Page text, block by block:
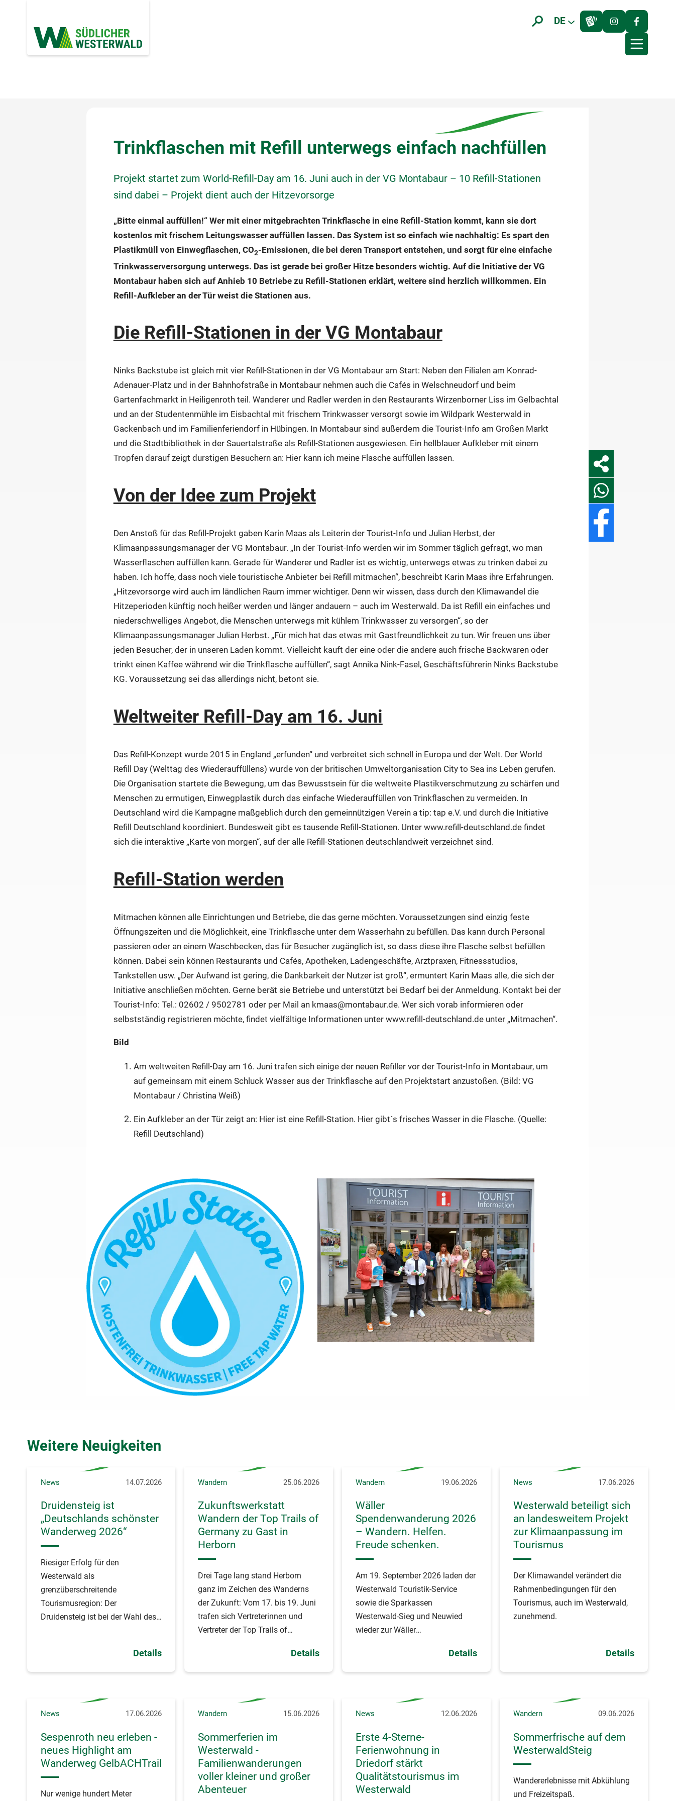
DE
Trinkflaschen mit Refill unterwegs einfach nachfüllen
Projekt startet zum World-Refill-Day am 16. Juni auch in der VG Montabaur – 10 Refill-Stationen
sind dabei – Projekt dient auch der Hitzevorsorge
„Bitte einmal auffüllen!“ Wer mit einer mitgebrachten Trinkflasche in eine Refill-Station kommt, kann sie dort
kostenlos mit frischem Leitungswasser auffüllen lassen. Das System ist so einfach wie nachhaltig: Es spart den
Plastikmüll von Einwegflaschen, CO2-Emissionen, die bei deren Transport entstehen, und sorgt für eine einfache
Trinkwasserversorgung unterwegs. Das ist gerade bei großer Hitze besonders wichtig. Auf die Initiative der VG
Montabaur haben sich auf Anhieb 10 Betriebe zu Refill-Stationen erklärt, weitere sind herzlich willkommen. Ein
Refill-Aufkleber an der Tür weist die Stationen aus.
Die Refill-Stationen in der VG Montabaur
Ninks Backstube ist gleich mit vier Refill-Stationen in der VG Montabaur am Start: Neben den Filialen am Konrad-
Adenauer-Platz und in der Bahnhofstraße in Montabaur nehmen auch die Cafés in Welschneudorf und beim
Gartenfachmarkt in Heiligenroth teil. Wanderer und Radler werden in den Restaurants Wirzenborner Liss im Gelbachtal
und an der Studentenmühle im Eisbachtal mit frischem Trinkwasser versorgt sowie im Wildpark Westerwald in
Gackenbach und im Familienferiendorf in Hübingen. In Montabaur sind außerdem die Tourist-Info am Großen Markt
und die Stadtbibliothek in der Sauertalstraße als Refill-Stationen ausgewiesen. Ein hellblauer Aufkleber mit einem
Tropfen darauf zeigt durstigen Besuchern an: Hier kann ich meine Flasche auffüllen lassen.
Von der Idee zum Projekt
Den Anstoß für das Refill-Projekt gaben Karin Maas als Leiterin der Tourist-Info und Julian Herbst, der
Klimaanpassungsmanager der VG Montabaur. „In der Tourist-Info werden wir im Sommer täglich gefragt, wo man
Wasserflaschen auffüllen kann. Gerade für Wanderer und Radler ist es wichtig, unterwegs etwas zu trinken dabei zu
haben. Ich hoffe, dass noch viele touristische Anbieter bei Refill mitmachen“, beschreibt Karin Maas ihre Erfahrungen.
„Hitzevorsorge wird auch im ländlichen Raum immer wichtiger. Denn wir wissen, dass durch den Klimawandel die
Hitzeperioden künftig noch heißer werden und länger andauern – auch im Westerwald. Da ist Refill ein einfaches und
niederschwelliges Angebot, die Menschen unterwegs mit kühlem Trinkwasser zu versorgen“, so der
Klimaanpassungsmanager Julian Herbst. „Für mich hat das etwas mit Gastfreundlichkeit zu tun. Wir freuen uns über
jeden Besucher, der in unseren Laden kommt. Vielleicht kauft der eine oder die andere auch frische Backwaren oder
trinkt einen Kaffee während wir die Trinkflasche auffüllen“, sagt Annika Nink-Fasel, Geschäftsführerin Ninks Backstube
KG. Voraussetzung sei das allerdings nicht, betont sie.
Weltweiter Refill-Day am 16. Juni
Das Refill-Konzept wurde 2015 in England „erfunden“ und verbreitet sich schnell in Europa und der Welt. Der World
Refill Day (Welttag des Wiederauffüllens) wurde von der britischen Umweltorganisation City to Sea ins Leben gerufen.
Die Organisation startete die Bewegung, um das Bewusstsein für die weltweite Plastikverschmutzung zu schärfen und
Menschen zu ermutigen, Einwegplastik durch das einfache Wiederauffüllen von Trinkflaschen zu vermeiden. In
Deutschland wird die Kampagne maßgeblich durch den gemeinnützigen Verein a tip: tap e.V. und durch die Initiative
Refill Deutschland koordiniert. Bundesweit gibt es tausende Refill-Stationen. Unter www.refill-deutschland.de findet
sich die interaktive „Karte von morgen“, auf der alle Refill-Stationen deutschlandweit verzeichnet sind.
Refill-Station werden
Mitmachen können alle Einrichtungen und Betriebe, die das gerne möchten. Voraussetzungen sind einzig feste
Öffnungszeiten und die Möglichkeit, eine Trinkflasche unter dem Wasserhahn zu befüllen. Das kann durch Personal
passieren oder an einem Waschbecken, das für Besucher zugänglich ist, so dass diese ihre Flasche selbst befüllen
können. Dabei sein können Restaurants und Cafés, Apotheken, Ladengeschäfte, Arztpraxen, Fitnessstudios,
Tankstellen usw. „Der Aufwand ist gering, die Dankbarkeit der Nutzer ist groß“, ermuntert Karin Maas alle, die sich der
Initiative anschließen möchten. Gerne berät sie Betriebe und unterstützt bei Bedarf bei der Anmeldung. Kontakt bei der
Tourist-Info: Tel.: 02602 / 9502781 oder per Mail an kmaas@montabaur.de. Wer sich vorab informieren oder
selbstständig registrieren möchte, findet vielfältige Informationen unter www.refill-deutschland.de unter „Mitmachen“.
Bild
Am weltweiten Refill-Day am 16. Juni trafen sich einige der neuen Refiller vor der Tourist-Info in Montabaur, um
auf gemeinsam mit einem Schluck Wasser aus der Trinkflasche auf den Projektstart anzustoßen. (Bild: VG
Montabaur / Christina Weiß)
Ein Aufkleber an der Tür zeigt an: Hier ist eine Refill-Station. Hier gibt´s frisches Wasser in die Flasche. (Quelle:
Refill Deutschland)
Weitere Neuigkeiten
News 14.07.2026
Druidensteig ist
„Deutschlands schönster
Wanderweg 2026“
Riesiger Erfolg für den
Westerwald als
grenzüberschreitende
Tourismusregion: Der
Druidensteig ist bei der Wahl des
Wanderweg 2026“ auf den 1.
Platz gewählt worden.
Details
Wandern 25.06.2026
Zukunftswerkstatt
Wandern der Top Trails of
Germany zu Gast in
Herborn
Drei Tage lang stand Herborn
ganz im Zeichen des Wanderns
der Zukunft: Vom 17. bis 19. Juni
trafen sich Vertreterinnen und
Vertreter der Top Trails of
Zukunftswerkstatt Wandern.Details
Wandern 19.06.2026
Wäller
Spendenwanderung 2026
– Wandern. Helfen.
Freude schenken.
Am 19. September 2026 laden der
Westerwald Touristik-Service
sowie die Sparkassen
Westerwald-Sieg und Neuwied
wieder zur Wäller
Details
News 17.06.2026
Westerwald beteiligt sich
an landesweitem Projekt
zur Klimaanpassung im
Tourismus
Der Klimawandel verändert die
Rahmenbedingungen für den
Tourismus, auch im Westerwald,
zunehmend.
Details
News 17.06.2026
Sespenroth neu erleben -
neues Highlight am
Wanderweg GelbACHTrail
Nur wenige hundert Meter
Wandern 15.06.2026
Sommerferien im
Westerwald -
Familienwanderungen
voller kleiner und großer
Abenteuer
News 12.06.2026
Erste 4-Sterne-
Ferienwohnung in
Driedorf stärkt
Qualitätstourismus im
Westerwald
Wandern 09.06.2026
Sommerfrische auf dem
WesterwaldSteig
Wandererlebnisse mit Abkühlung
und Freizeitspaß.